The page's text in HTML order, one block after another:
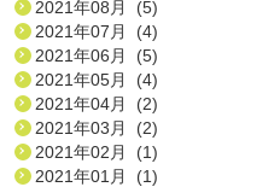
2021年08月 (5)
2021年07月 (4)
2021年06月 (5)
2021年05月 (4)
2021年04月 (2)
2021年03月 (2)
2021年02月 (1)
2021年01月 (1)